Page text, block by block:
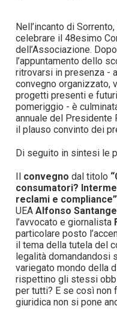
Nell’incanto di
celebrare il 48esimo
dell’Associazione.
l’appuntamento dello
ritrovarsi in presenza -
convegno organizzato,
progetti presenti e
pomeriggio - è
annuale del Presidente
il plauso convinto dei
Di seguito in sintesi le
Il convegno dal titolo
consumatori?
reclami e compliance”
UEA Alfonso
l’avvocato e giornalista
particolare posto
il tema della tutela del
legalità domandandosi
variegato mondo della
rispettino gli stessi
per tutti? E se così non
giuridica non si pone